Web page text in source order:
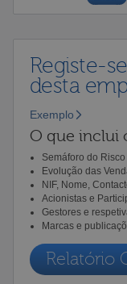
Registe-
desta
Exemplo
O que inclui
Semáforo do
Evolução das
NIF, Nome,
Acionistas e
Gestores e
Marcas e
Relatório